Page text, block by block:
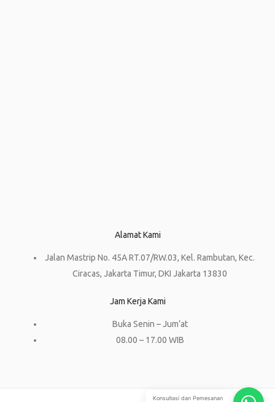
Alamat Kami
Jalan Mastrip No. 45A RT.07/RW.03, Kel. Rambutan, Kec.
Ciracas, Jakarta Timur, DKI Jakarta 13830
Jam Kerja Kami
Buka Senin – Jum’at
08.00 – 17.00 WIB
Konsultasi dan Pemesanan